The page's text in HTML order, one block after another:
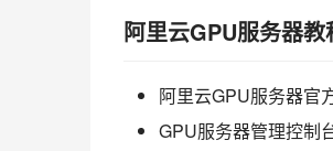
阿里云GPU服务器教
阿里云GPU服务器官
GPU服务器管理控制台